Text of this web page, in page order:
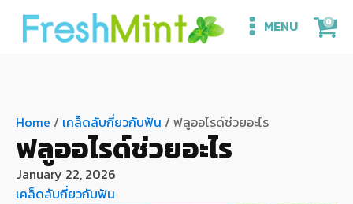
MENU 0
Home / เคล็ดลับกี่ยวกับฟัน / ฟลูออไรด์ช่วยอะไร
ฟลูออไรด์ช่วยอะไร
January 22, 2026
เคล็ดลับกี่ยวกับฟัน